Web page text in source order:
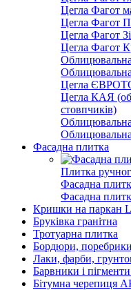
Цегла Фагот
Цегла Фагот
Цегла Фагот
Цегла Фагот
Облицювальна
Цегла
Цегла КАЯ
стовпчиків)
Облицювальна
Облицювальна
Фасадна плитка
Плитка
Фасадна
Фасадна
Кришки на паркан
Бруківка гранітна
Тротуарна плитка
Бордюри,
Лаки, фарби,
Барвники і
Бітумна черепиця